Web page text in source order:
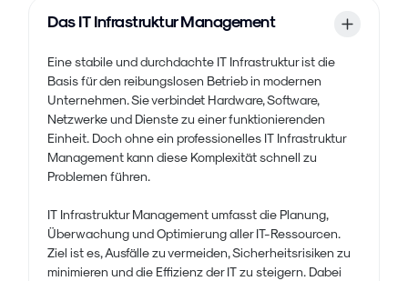
Das IT Infrastruktur Management
Eine stabile und durchdachte IT Infrastruktur ist die
Basis für den reibungslosen Betrieb in modernen
Unternehmen. Sie verbindet Hardware, Software,
Netzwerke und Dienste zu einer funktionierenden
Einheit. Doch ohne ein professionelles IT Infrastruktur
Management kann diese Komplexität schnell zu
Problemen führen.
IT Infrastruktur Management umfasst die Planung,
Überwachung und Optimierung aller IT-Ressourcen.
Ziel ist es, Ausfälle zu vermeiden, Sicherheitsrisiken zu
minimieren und die Effizienz der IT zu steigern. Dabei